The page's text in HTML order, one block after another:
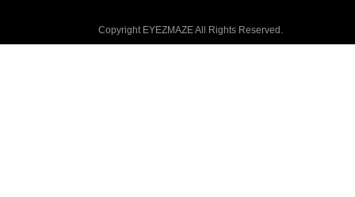
Copyright EYEZMAZE All Rights Reserved.